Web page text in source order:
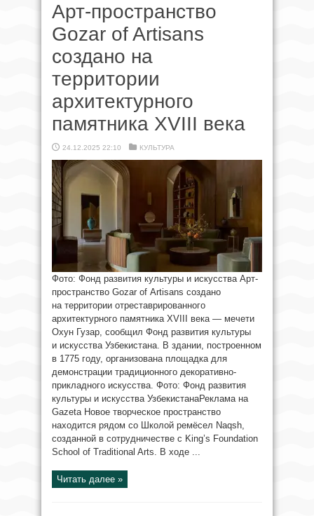
Арт-пространство
Gozar of Artisans
создано на
территории
архитектурного
памятника XVIII века
24.12.2025 22:10 КУЛЬТУРА
Фото: Фонд развития культуры и искусства Арт-
пространство Gozar of Artisans создано
на территории отреставрированного
архитектурного памятника XVIII века — мечети
Охун Гузар, сообщил Фонд развития культуры
и искусства Узбекистана. В здании, построенном
в 1775 году, организована площадка для
демонстрации традиционного декоративно-
прикладного искусства. Фото: Фонд развития
культуры и искусства УзбекистанаРеклама на
Gazeta Новое творческое пространство
находится рядом со Школой ремёсел Naqsh,
созданной в сотрудничестве с King’s Foundation
School of Traditional Arts. В ходе ...
Читать далее »